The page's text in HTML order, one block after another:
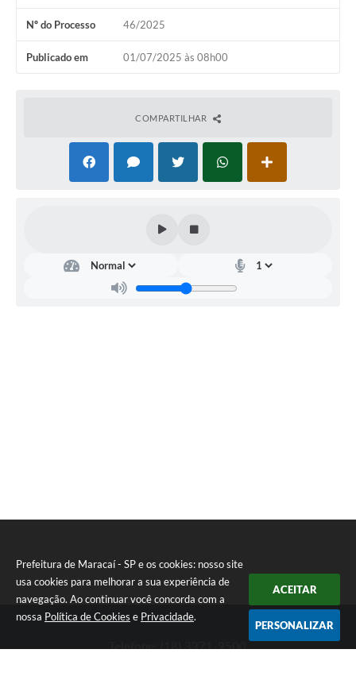
Prefeitura de Maracaí - SP e os cookies: nosso site
usa cookies para melhorar a sua experiência de
navegação. Ao continuar você concorda com a
nossa Política de Cookies e Privacidade.
ACEITAR
PERSONALIZAR
Nº do Processo 46/2025
Publicado em 01/07/2025 às 08h00
COMPARTILHAR
Telefone: (18) 3371-9500